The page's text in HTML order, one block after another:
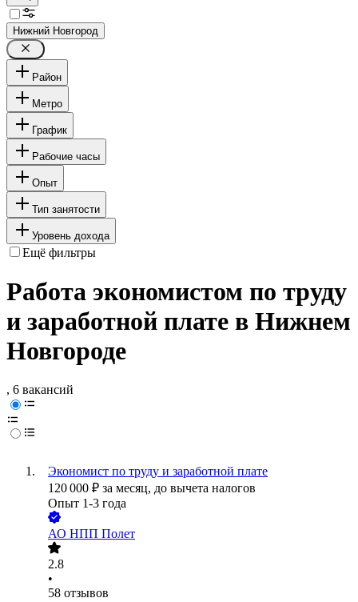
Нижний Новгород
Район
Метро
График
Рабочие часы
Опыт
Тип занятости
Уровень дохода
Ещё фильтры
Работа экономистом по труду
и заработной плате в Нижнем
Новгороде
, 6 вакансий
Экономист по труду и заработной плате
120 000 ₽ за месяц, до вычета налогов
Опыт 1-3 года
АО НПП Полет
2.8
•
58 отзывов